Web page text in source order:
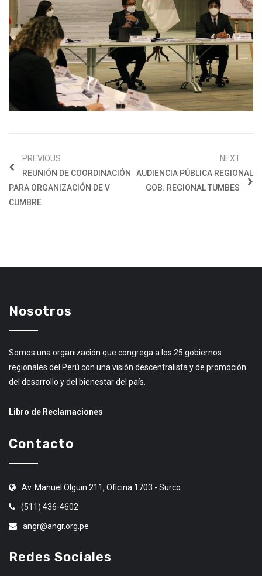
PREVIOUS
REUNIÓN DE COORDINACIÓN
PARA ORGANIZACIÓN DE V
CUMBRE
NEXT
AUDIENCIA PÚBLICA REGIONAL
GOB. REGIONAL TUMBES
Nosotros
Somos una organización que congrega a los 25 gobiernos
regionales del Perú con una visión descentralista y de promoción
del desarrollo y del bienestar del país.
Libro de Reclamaciones
Contacto
Av. Manuel Olguin 211, Oficina 1703 - Surco
(511) 436-4602
angr@angr.org.pe
Redes Sociales